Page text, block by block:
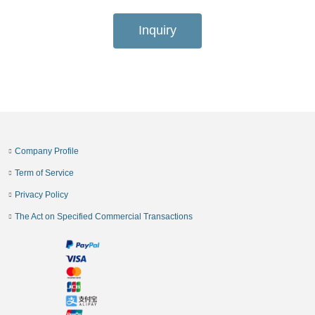
Inquiry
Company Profile
Term of Service
Privacy Policy
The Act on Specified Commercial Transactions